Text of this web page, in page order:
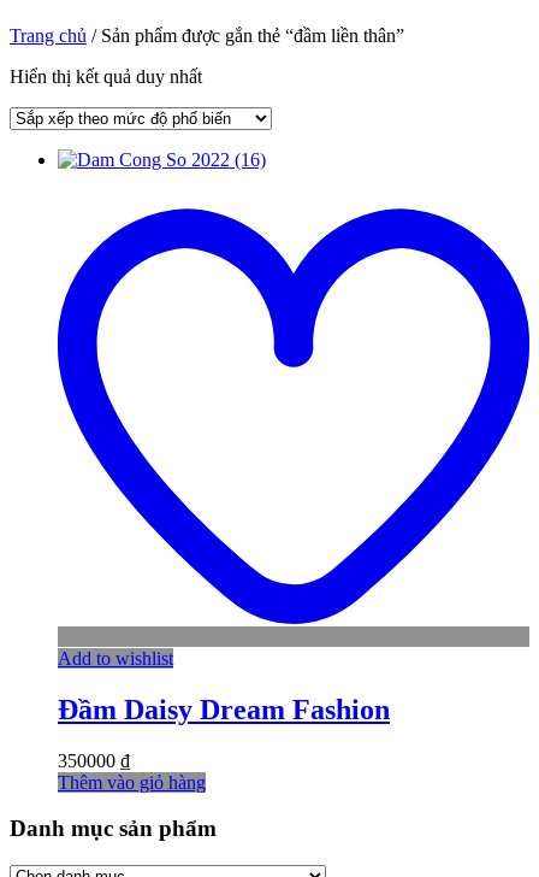
Trang chủ / Sản phẩm được gắn thẻ “đầm liền thân”
Hiển thị kết quả duy nhất
Add to wishlist
Đầm Daisy Dream Fashion
350000 ₫
Thêm vào giỏ hàng
Danh mục sản phẩm